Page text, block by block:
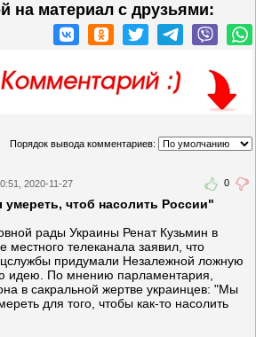
на материал c друзьями:
Порядок вывода комментариев:
0
2020-11-27
чтоб насолить России"
рады Украины Ренат Кузьмин в
телеканала заявил, что
придумали Незалежной ложную
идею. По мнению парламентария,
в сакральной жертве украинцев: "Мы
для того, чтобы как-то насолить